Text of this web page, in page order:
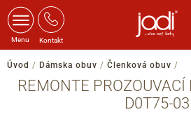
Menu Kontakt
Úvod / Dámska obuv / Členková obuv /
REMONTE
D0T75-03